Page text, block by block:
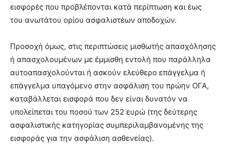
εισφορές που προβλέπονται κατά περίπτωση και έως
του ανωτάτου ορίου ασφαλιστέων αποδοχών.
Προσοχή όμως, στις περιπτώσεις μισθωτής απασχόλησης
ή απασχολουμένων με έμμισθη εντολή που παράλληλα
αυτοαπασχολούνται ή ασκούν ελεύθερο επάγγελμα ή
επάγγελμα υπαγόμενο στην ασφάλιση του πρώην ΟΓΑ,
καταβάλλεται εισφορά που δεν είναι δυνατόν να
υπολείπεται του ποσού των 252 ευρώ (της δεύτερης
ασφαλιστικής κατηγορίας συμπεριλαμβανομένης της
εισφοράς για την ασφάλιση ασθενείας).